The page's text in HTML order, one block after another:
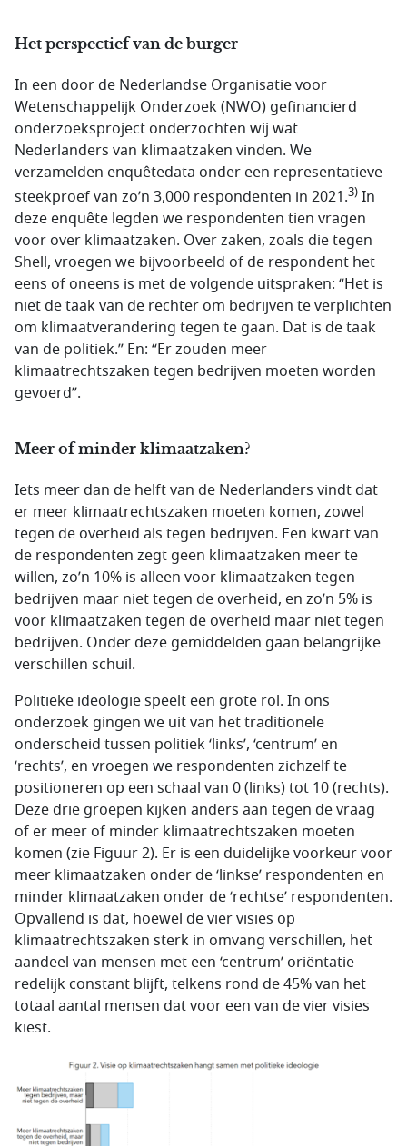
Het perspectief van de burger
In een door de Nederlandse Organisatie voor
Wetenschappelijk Onderzoek (NWO) gefinancierd
onderzoeksproject onderzochten wij wat
Nederlanders van klimaatzaken vinden. We
verzamelden enquêtedata onder een representatieve
steekproef van zo’n 3,000 respondenten in 2021.3) In
deze enquête legden we respondenten tien vragen
voor over klimaatzaken. Over zaken, zoals die tegen
Shell, vroegen we bijvoorbeeld of de respondent het
eens of oneens is met de volgende uitspraken: “Het is
niet de taak van de rechter om bedrijven te verplichten
om klimaatverandering tegen te gaan. Dat is de taak
van de politiek.” En: “Er zouden meer
klimaatrechtszaken tegen bedrijven moeten worden
gevoerd”.
Meer of minder klimaatzaken?
Iets meer dan de helft van de Nederlanders vindt dat
er meer klimaatrechtszaken moeten komen, zowel
tegen de overheid als tegen bedrijven. Een kwart van
de respondenten zegt geen klimaatzaken meer te
willen, zo’n 10% is alleen voor klimaatzaken tegen
bedrijven maar niet tegen de overheid, en zo’n 5% is
voor klimaatzaken tegen de overheid maar niet tegen
bedrijven. Onder deze gemiddelden gaan belangrijke
verschillen schuil.
Politieke ideologie speelt een grote rol. In ons
onderzoek gingen we uit van het traditionele
onderscheid tussen politiek ‘links’, ‘centrum’ en
‘rechts’, en vroegen we respondenten zichzelf te
positioneren op een schaal van 0 (links) tot 10 (rechts).
Deze drie groepen kijken anders aan tegen de vraag
of er meer of minder klimaatrechtszaken moeten
komen (zie Figuur 2). Er is een duidelijke voorkeur voor
meer klimaatzaken onder de ‘linkse’ respondenten en
minder klimaatzaken onder de ‘rechtse’ respondenten.
Opvallend is dat, hoewel de vier visies op
klimaatrechtszaken sterk in omvang verschillen, het
aandeel van mensen met een ‘centrum’ oriëntatie
redelijk constant blijft, telkens rond de 45% van het
totaal aantal mensen dat voor een van de vier visies
kiest.